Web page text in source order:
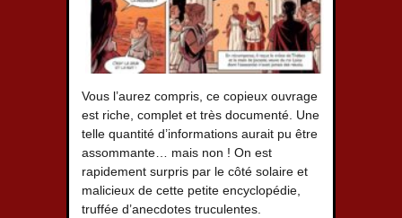
Vous l’aurez compris, ce copieux ouvrage
est riche, complet et très documenté. Une
telle quantité d’informations aurait pu être
assommante… mais non ! On est
rapidement surpris par le côté solaire et
malicieux de cette petite encyclopédie,
truffée d’anecdotes truculentes.